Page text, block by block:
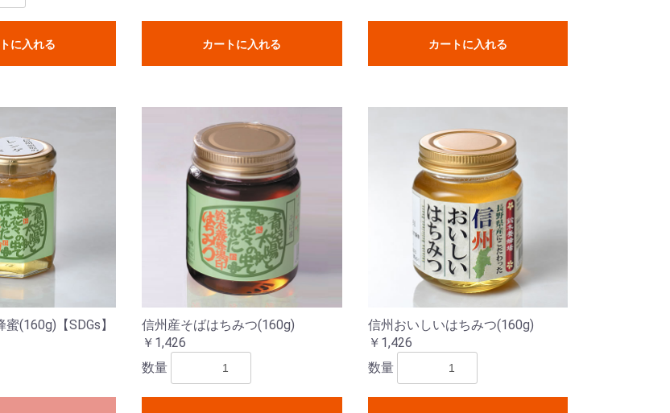
に入れる カートに入れる カートに入れる
(160g)【SDGs】
信州産そばはちみつ(160g)
￥1,426
数量
信州おいしいはちみつ(160g)
￥1,426
数量